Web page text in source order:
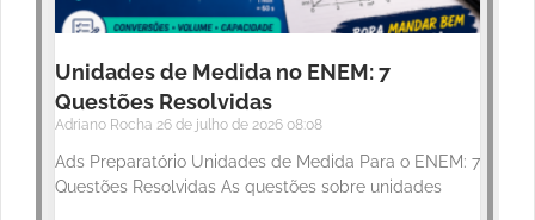
Unidades de Medida no ENEM: 7
Questões Resolvidas
Adriano Rocha 26 de julho de 2026 08:08
Ads Preparatório Unidades de Medida Para o ENEM: 7
Questões Resolvidas As questões sobre unidades